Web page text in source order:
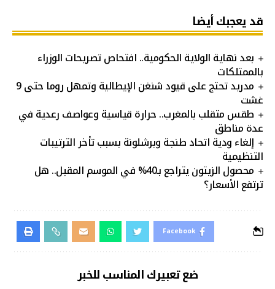
قد يعجبك أيضا
بعد نهاية الولاية الحكومية.. افتحاص تصريحات الوزراء
بالممتلكات
مدريد تحتج على قيود شنغن الإيطالية وتمهل روما حتى 9
غشت
طقس متقلب بالمغرب.. حرارة قياسية وعواصف رعدية في
عدة مناطق
إلغاء ودية اتحاد طنجة وبرشلونة بسبب تأخر الترتيبات
التنظيمية
محصول الزيتون يتراجع بـ40% في الموسم المقبل.. هل
ترتفع الأسعار؟
Facebook
ضع تعبيرك المناسب للخبر